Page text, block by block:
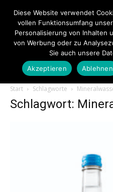
Start Schlagworte
Schlagwort:
Diese Website verwendet
vollen Funktionsumfang
Personalisierung von Inhalten
von Werbung oder zu
Sie auch unsere
Akzeptieren
Ablehnen